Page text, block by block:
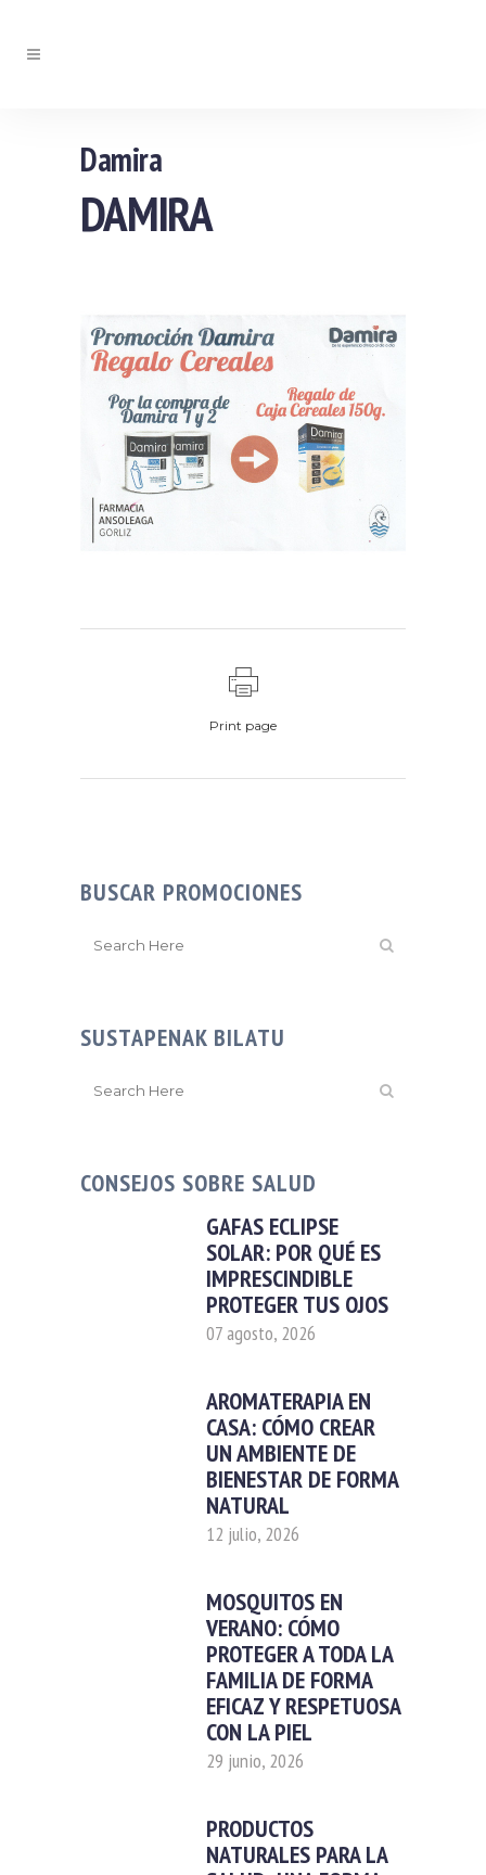
Damira
DAMIRA
Print page
BUSCAR PROMOCIONES
SUSTAPENAK BILATU
CONSEJOS SOBRE SALUD
GAFAS ECLIPSE
SOLAR: POR QUÉ ES
IMPRESCINDIBLE
PROTEGER TUS OJOS
07 agosto, 2026
AROMATERAPIA EN
CASA: CÓMO CREAR
UN AMBIENTE DE
BIENESTAR DE FORMA
NATURAL
12 julio, 2026
MOSQUITOS EN
VERANO: CÓMO
PROTEGER A TODA LA
FAMILIA DE FORMA
EFICAZ Y RESPETUOSA
CON LA PIEL
29 junio, 2026
PRODUCTOS
NATURALES PARA LA